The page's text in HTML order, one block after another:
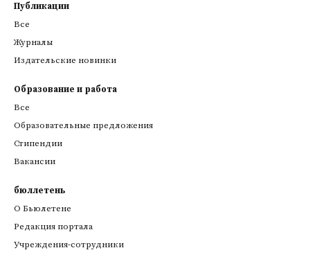
Публикации
Все
Журналы
Издательские новинки
Образование и работа
Все
Образовательные предложения
Стипендии
Вакансии
бюллетень
О Бьюлетене
Редакция портала
Учреждения-сотрудники